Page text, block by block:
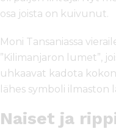
osa joista on kuivunut.
Moni Tansaniassa
”Kilimanjaron lumet”,
uhkaavat kadota
lähes symboli ilmaston
Naiset ja